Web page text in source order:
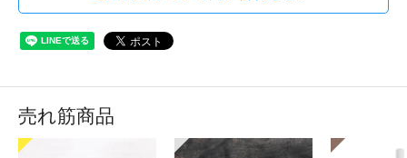
売れ筋商品